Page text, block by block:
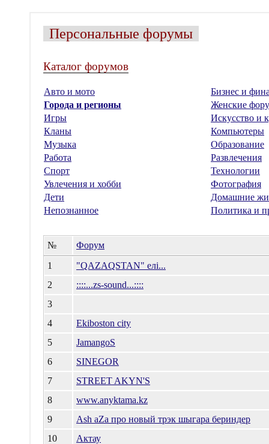
Персональные форумы
Каталог форумов
Авто и мото
Бизнес и
Города и регионы
Женские
Игры
Искусство и
Кланы
Компьютеры
Музыка
Образование
Работа
Развлечения
Спорт
Технологии
Увлечения и хобби
Фотография
Дети
Домашние
Непознанное
Политика и
№
Форум
1
"QAZAQSTAN" елі...
2
::::...zs-sound...::::
3
4
Ekiboston city
5
JamangoS
6
SINEGOR
7
STREET AKYN'S
8
www.anyktama.kz
9
Аsh аZа про новый трэк шыгара бериндер
10
Актау